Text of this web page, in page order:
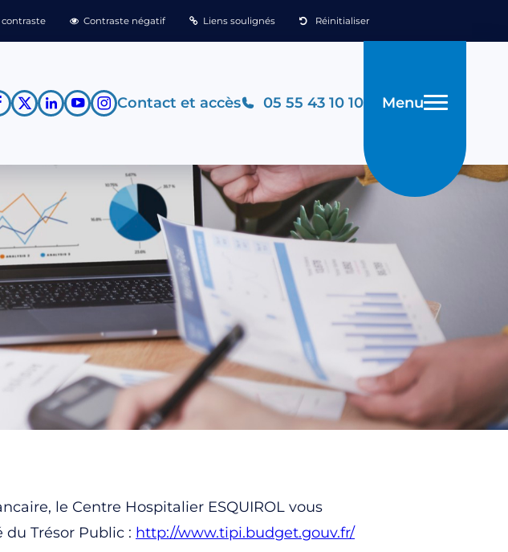
Contraste négatif Liens soulignés Réinitialiser
Contact et accès 05 55 43 10 10 Menu
le Centre Hospitalier ESQUIROL vous
Trésor Public : http://www.tipi.budget.gouv.fr/